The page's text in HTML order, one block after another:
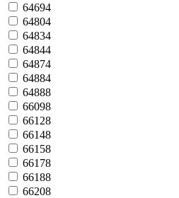
64694
64804
64834
64844
64874
64884
64888
66098
66128
66148
66158
66178
66188
66208